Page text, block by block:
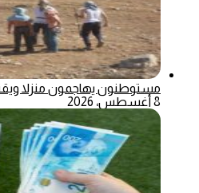
مستوطنون يهاجمون منزلا
8 أغسطس، 2026